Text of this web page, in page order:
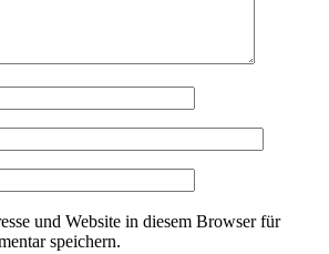
und Website in diesem Browser für
speichern.